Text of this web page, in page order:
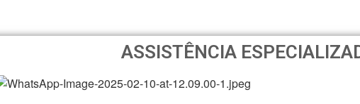
ASSISTÊNCIA